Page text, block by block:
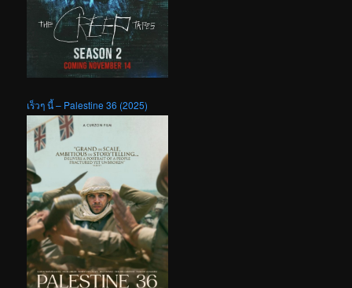
เร็วๆ นี้ – Palestine 36 (2025)